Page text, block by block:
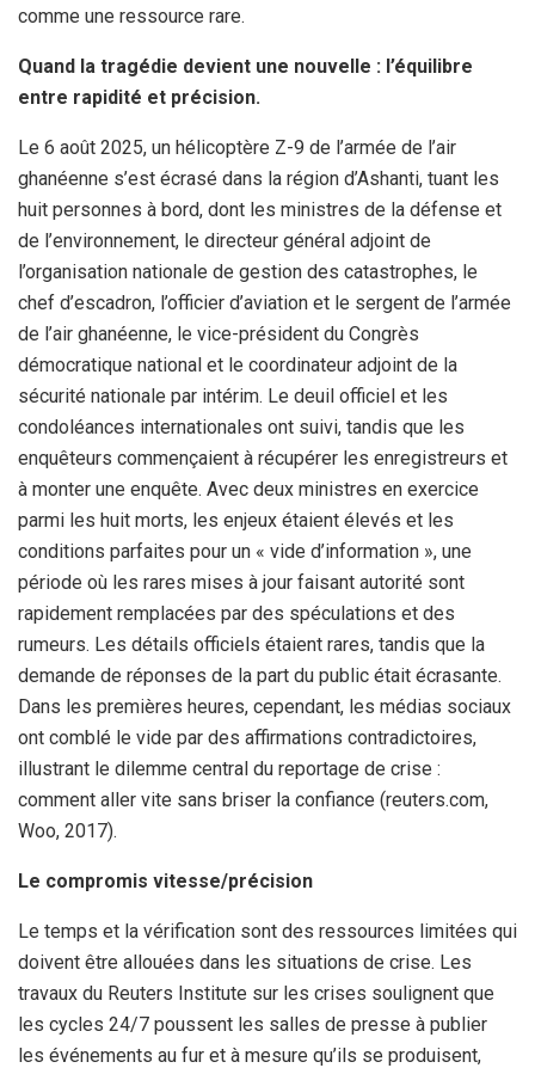
comme une ressource rare.
Quand la tragédie devient une nouvelle : l’équilibre
entre rapidité et précision.
Le 6 août 2025, un hélicoptère Z-9 de l’armée de l’air
ghanéenne s’est écrasé dans la région d’Ashanti, tuant les
huit personnes à bord, dont les ministres de la défense et
de l’environnement, le directeur général adjoint de
l’organisation nationale de gestion des catastrophes, le
chef d’escadron, l’officier d’aviation et le sergent de l’armée
de l’air ghanéenne, le vice-président du Congrès
démocratique national et le coordinateur adjoint de la
sécurité nationale par intérim. Le deuil officiel et les
condoléances internationales ont suivi, tandis que les
enquêteurs commençaient à récupérer les enregistreurs et
à monter une enquête. Avec deux ministres en exercice
parmi les huit morts, les enjeux étaient élevés et les
conditions parfaites pour un « vide d’information », une
période où les rares mises à jour faisant autorité sont
rapidement remplacées par des spéculations et des
rumeurs. Les détails officiels étaient rares, tandis que la
demande de réponses de la part du public était écrasante.
Dans les premières heures, cependant, les médias sociaux
ont comblé le vide par des affirmations contradictoires,
illustrant le dilemme central du reportage de crise :
comment aller vite sans briser la confiance (reuters.com,
Woo, 2017).
Le compromis vitesse/précision
Le temps et la vérification sont des ressources limitées qui
doivent être allouées dans les situations de crise. Les
travaux du Reuters Institute sur les crises soulignent que
les cycles 24/7 poussent les salles de presse à publier
les événements au fur et à mesure qu’ils se produisent,